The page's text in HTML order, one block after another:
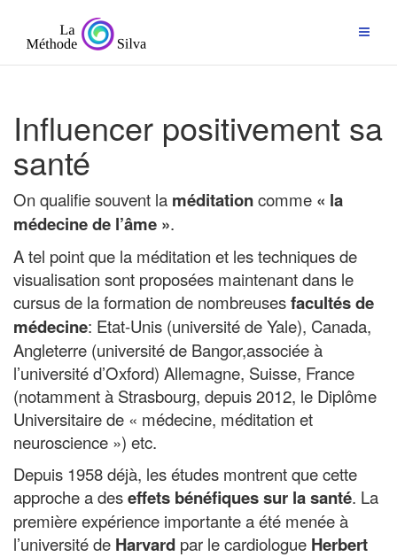
contenu
Influencer positivement sa
santé
On qualifie souvent la méditationcomme « la
médecine de l’âme ».
A tel point que la méditation et les techniques de
visualisation sont proposées maintenant dans le
cursus de la formation de nombreusesfacultés de
médecine: Etat-Unis (université de Yale), Canada,
Angleterre (université de Bangor,associée à
l’université d’Oxford) Allemagne, Suisse, France
(notamment à Strasbourg, depuis 2012, le Diplôme
Universitaire de « médecine, méditation et
neuroscience ») etc.
Depuis 1958 déjà, les études montrent que cette
approche a deseffets bénéfiques sur la santé. La
première expérience importante a été menée à
l’université de Harvard par le cardiologue Herbert